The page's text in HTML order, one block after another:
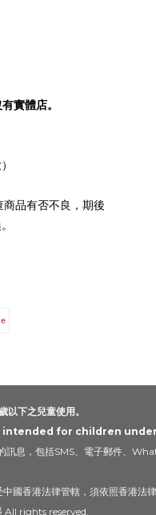
實體店。
商品有否不良，期後
以下之兒童使用。
intended for children
息，包括SMS、電子郵件、
國香港法律管轄，須依照香港法律
rights reserved.